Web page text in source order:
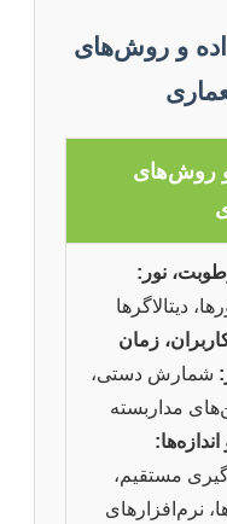
و روش‌های
و روش‌های
نور:
دیتالاگرها
زمان
شمارش دستی،
مداربسته
اندازه‌ها:
مستقیم،
نرم‌افزارهای